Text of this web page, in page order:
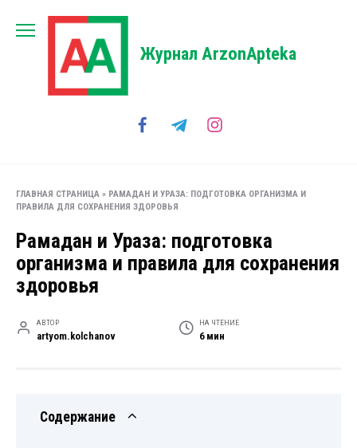
Журнал ArzonApteka
ГЛАВНАЯ СТРАНИЦА » РАМАДАН И УРАЗА: ПОДГОТОВКА ОРГАНИЗМА И
ПРАВИЛА ДЛЯ СОХРАНЕНИЯ ЗДОРОВЬЯ
Рамадан и Ураза: подготовка
организма и правила для сохранения
здоровья
АВТОР
artyom.kolchanov
НА ЧТЕНИЕ
6 мин
Содержание